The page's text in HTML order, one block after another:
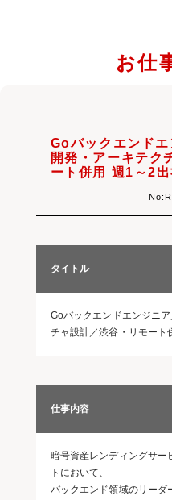
お仕
Goバックエンド
開発・アーキテク
ート併用 週1～2
タイトル
Goバックエンドエンジニ
チャ設計／渋谷・リモー
仕事内容
暗号資産レンディングサー
トにおいて、
バックエンド領域のリーダ